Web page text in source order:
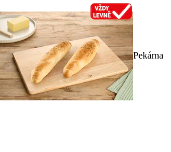
Pekárna